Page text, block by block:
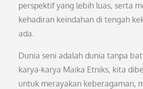
perspektif yang lebih luas, serta
kehadiran keindahan di tengah
ada.
Dunia seni adalah dunia tanpa
karya-karya Maika Etniks, kita
untuk merayakan keberagaman,